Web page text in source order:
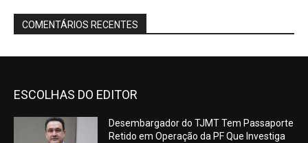
COMENTÁRIOS RECENTES
ESCOLHAS DO EDITOR
Desembargador do TJMT Tem Passaporte
Retido em Operação da PF Que Investiga